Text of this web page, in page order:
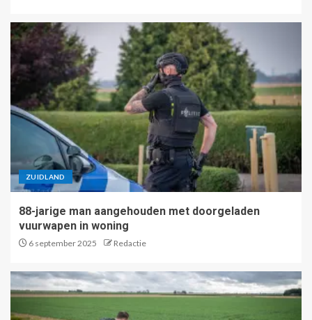
ZUIDLAND
88-jarige man aangehouden met doorgeladen
vuurwapen in woning
6 september 2025 Redactie